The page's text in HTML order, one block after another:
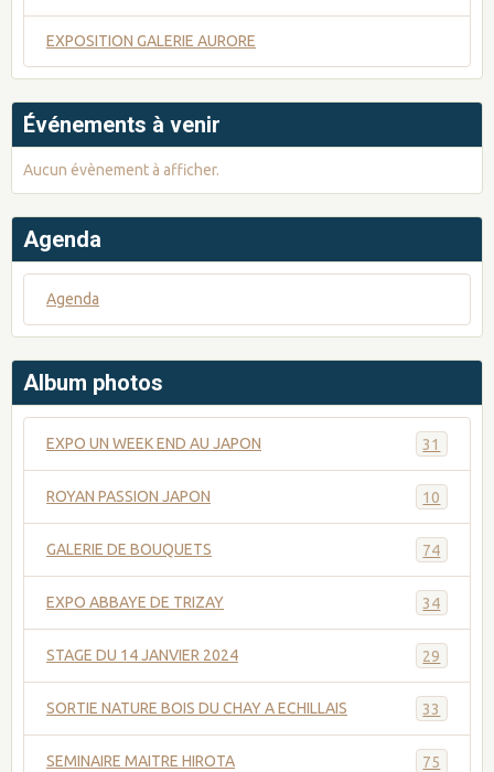
EXPOSITION GALERIE AURORE
Événements à venir
Aucun évènement à afficher.
Agenda
Agenda
Album photos
EXPO UN WEEK END AU JAPON 31
ROYAN PASSION JAPON 10
GALERIE DE BOUQUETS 74
EXPO ABBAYE DE TRIZAY 34
STAGE DU 14 JANVIER 2024 29
SORTIE NATURE BOIS DU CHAY A ECHILLAIS 33
SEMINAIRE MAITRE HIROTA 75